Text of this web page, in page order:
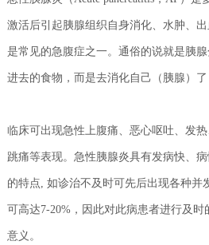
激活后引起胰腺组织自身消化、水肿、
是常见的急腹症之一。通俗的说就是胰
进去的食物，而是去消化自己（胰腺）了
临床可出现急性上腹痛、恶心呕吐、发
跳痛等表现。急性胰腺炎具有发病快、
的特点, 如诊治不及时可先后出现各种并
可高达7-20%，因此对此病患者进行及
意义。